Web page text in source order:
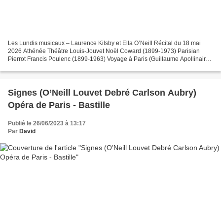
Les Lundis musicaux – Laurence Kilsby et Ella O’Neill Récital du 18 mai
2026 Athénée Théâtre Louis-Jouvet Noël Coward (1899-1973) Parisian
Pierrot Francis Poulenc (1899-1963) Voyage à Paris (Guillaume Apollinaire)
Signes (O’Neill Louvet Debré Carlson Aubry)
Opéra de Paris - Bastille
Publié le 26/06/2023 à 13:17
Par David